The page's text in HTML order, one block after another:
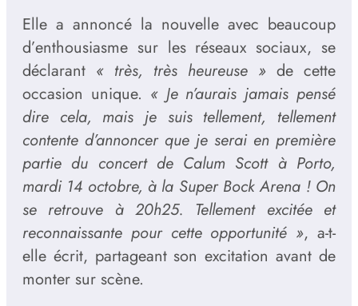
Elle a annoncé la nouvelle avec beaucoup
d’enthousiasme sur les réseaux sociaux, se
déclarant « très, très heureuse » de cette
occasion unique. « Je n’aurais jamais pensé
dire cela, mais je suis tellement, tellement
contente d’annoncer que je serai en première
partie du concert de Calum Scott à Porto,
mardi 14 octobre, à la Super Bock Arena ! On
se retrouve à 20h25. Tellement excitée et
reconnaissante pour cette opportunité », a-t-
elle écrit, partageant son excitation avant de
monter sur scène.